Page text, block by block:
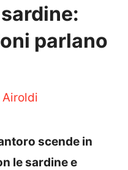
parlano
Airoldi
scende in
le sardine e